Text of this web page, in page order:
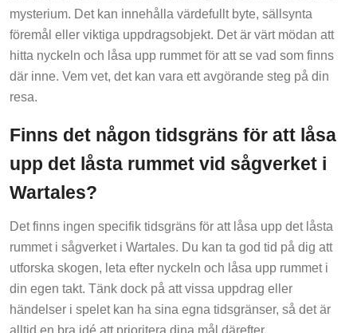
mysterium. Det kan innehålla värdefullt byte, sällsynta
föremål eller viktiga uppdragsobjekt. Det är värt mödan att
hitta nyckeln och låsa upp rummet för att se vad som finns
där inne. Vem vet, det kan vara ett avgörande steg på din
resa.
Finns det någon tidsgräns för att låsa
upp det låsta rummet vid sågverket i
Wartales?
Det finns ingen specifik tidsgräns för att låsa upp det låsta
rummet i sågverket i Wartales. Du kan ta god tid på dig att
utforska skogen, leta efter nyckeln och låsa upp rummet i
din egen takt. Tänk dock på att vissa uppdrag eller
händelser i spelet kan ha sina egna tidsgränser, så det är
alltid en bra idé att prioritera dina mål därefter.